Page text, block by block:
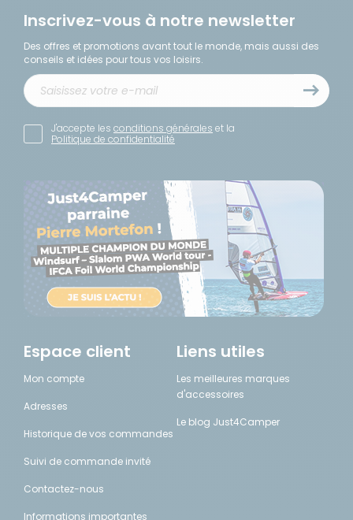
Inscrivez-vous à notre newsletter
Des offres et promotions avant tout le monde, mais aussi des
conseils et idées pour tous vos loisirs.
J'accepte les conditions générales et la
Politique de confidentialité
Espace client
Mon compte
Adresses
Historique de vos commandes
Suivi de commande invité
Contactez-nous
Informations importantes
Liens utiles
Les meilleures marques
d'accessoires
Le blog Just4Camper